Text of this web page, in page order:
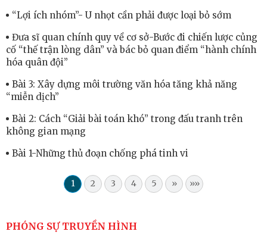
“Lợi ích nhóm”- U nhọt cần phải được loại bỏ sớm
Đưa sĩ quan chính quy về cơ sở-Bước đi chiến lược củng
cố “thế trận lòng dân” và bác bỏ quan điểm “hành chính
hóa quân đội”
Bài 3: Xây dựng môi trường văn hóa tăng khả năng
“miễn dịch”
Bài 2: Cách “Giải bài toán khó” trong đấu tranh trên
không gian mạng
Bài 1-Những thủ đoạn chống phá tinh vi
1 2 3 4 5 » »»
PHÓNG SỰ TRUYỀN HÌNH